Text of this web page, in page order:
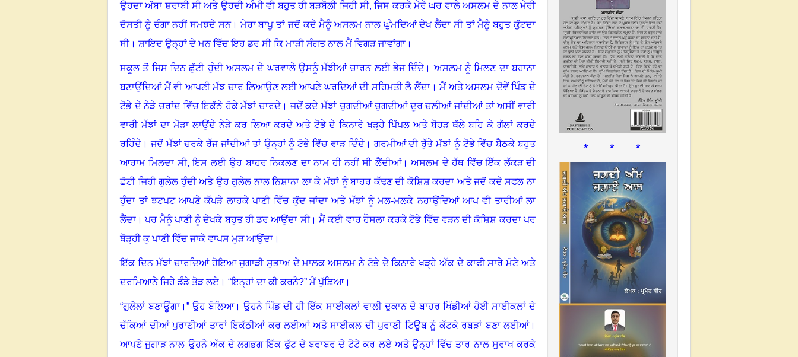
ਉਹਦਾ ਅੱਬਾ ਸ਼ਰਾਬੀ ਸੀ ਅਤੇ ਉਹਦੀ ਅੰਮੀ ਵੀ ਬਹੁਤ ਹੀ ਬੜਬੋਲੀ ਜਿਹੀ ਸੀ, ਜਿਸ ਕਰਕੇ ਮੇਰੇ ਘਰ ਵਾਲੇ ਅਸਲਮ ਦੇ ਨਾਲ ਮੇਰੀ
ਦੋਸਤੀ ਨੂੰ ਚੰਗਾ ਨਹੀਂ ਸਮਝਦੇ ਸਨ। ਮੇਰਾ ਬਾਪੂ ਤਾਂ ਜਦੋਂ ਕਦੇ ਮੈਨੂੰ ਅਸਲਮ ਨਾਲ ਘੁੰਮਦਿਆਂ ਦੇਖ ਲੈਂਦਾ ਸੀ ਤਾਂ ਮੈਨੂੰ ਬਹੁਤ ਕੁੱਟਦਾ
ਸੀ। ਸ਼ਾਇਦ ਉਨ੍ਹਾਂ ਦੇ ਮਨ ਵਿੱਚ ਇਹ ਡਰ ਸੀ ਕਿ ਮਾੜੀ ਸੰਗਤ ਨਾਲ ਮੈਂ ਵਿਗੜ ਜਾਵਾਂਗਾ ।
ਸਕੂਲ ਤੋਂ ਜਿਸ ਦਿਨ ਛੁੱਟੀ ਹੁੰਦੀ ਅਸਲਮ ਦੇ ਘਰਵਾਲੇ ਉਸਨੂੰ ਮੱਝੀਆਂ ਚਾਰਨ ਲਈ ਭੇਜ ਦਿੰਦੇ । ਅਸਲਮ ਨੂੰ ਮਿਲਣ ਦਾ ਬਹਾਨਾ
ਬਣਾਉਂਦਿਆਂ ਮੈਂ ਵੀ ਆਪਣੀ ਮੱਝ ਚਾਰ ਲਿਆਉਣ ਲਈ ਆਪਣੇ ਘਰਦਿਆਂ ਦੀ ਸਹਿਮਤੀ ਲੈ ਲੈਂਦਾ।ਮੈਂ ਅਤੇ ਅਸਲਮ ਦੋਵੇਂ ਪਿੰਡ ਦੇ
ਟੋਭੇ ਦੇ ਨੇੜੇ ਚਰਾਂਦ ਵਿੱਚ ਇਕੱਠੇ ਹੋਕੇ ਮੱਝਾਂ ਚਾਰਦੇ । ਜਦੋਂ ਕਦੇ ਮੱਝਾਂ ਚੁਗਦੀਆਂ ਚੁਗਦੀਆਂ ਦੂਰ ਚਲੀਆਂ ਜਾਂਦੀਆਂ ਤਾਂ ਅਸੀਂ ਵਾਰੀ
ਵਾਰੀ ਮੱਝਾਂ ਦਾ ਮੋੜਾ ਲਾਉਂਦੇ ਨੇੜੇ ਕਰ ਲਿਆ ਕਰਦੇ ਅਤੇ ਟੋਭੇ ਦੇ ਕਿਨਾਰੇ ਖੜ੍ਹੇ ਪਿੱਪਲ ਅਤੇ ਬੋਹੜ ਥੱਲੇ ਬਹਿ ਕੇ ਗੱਲਾਂ ਕਰਦੇ
ਰਹਿੰਦੇ ।ਜਦੋਂ ਮੱਝਾਂ ਚਰਕੇ ਰੱਜ ਜਾਂਦੀਆਂ ਤਾਂ ਉਨ੍ਹਾਂ ਨੂੰ ਟੋਭੇ ਵਿੱਚ ਵਾੜ ਦਿੰਦੇ। ਗਰਮੀਆਂ ਦੀ ਰੁੱਤੇ ਮੱਝਾਂ ਨੂੰ ਟੋਭੇ ਵਿੱਚ ਬੈਠਕੇ ਬਹੁਤ
ਆਰਾਮ ਮਿਲਦਾ ਸੀ, ਇਸ ਲਈ ਉਹ ਬਾਹਰ ਨਿਕਲਣ ਦਾ ਨਾਮ ਹੀ ਨਹੀਂ ਸੀ ਲੈਂਦੀਆਂ।ਅਸਲਮ ਦੇ ਹੱਥ ਵਿੱਚ ਇੱਕ ਲੱਕੜ ਦੀ
ਛੋਟੀ ਜਿਹੀ ਗੁਲੇਲ ਹੁੰਦੀ ਅਤੇ ਉਹ ਗੁਲੇਲ ਨਾਲ ਨਿਸ਼ਾਨਾ ਲਾ ਕੇ ਮੱਝਾਂ ਨੂੰ ਬਾਹਰ ਕੱਢਣ ਦੀ ਕੋਸ਼ਿਸ਼ ਕਰਦਾ ਅਤੇ ਜਦੋਂ ਕਦੇ ਸਫਲ ਨਾ
ਹੁੰਦਾ ਤਾਂ ਝਟਪਟ ਆਪਣੇ ਕੱਪੜੇ ਲਾਹਕੇ ਪਾਣੀ ਵਿੱਚ ਕੁੱਦ ਜਾਂਦਾ ਅਤੇ ਮੱਝਾਂ ਨੂੰ ਮਲ-ਮਲਕੇ ਨਹਾਉਂਦਿਆਂ ਆਪ ਵੀ ਤਾਰੀਆਂ ਲਾ
ਲੈਂਦਾ ।ਪਰ ਮੈਨੂੰ ਪਾਣੀ ਨੂੰ ਦੇਖਕੇ ਬਹੁਤ ਹੀ ਡਰ ਆਉਂਦਾ ਸੀ।ਮੈਂ ਕਈ ਵਾਰ ਹੌਸਲਾ ਕਰਕੇ ਟੋਭੇ ਵਿੱਚ ਵੜਨ ਦੀ ਕੋਸ਼ਿਸ਼ ਕਰਦਾ ਪਰ
ਥੋੜ੍ਹੀ ਕੁ ਪਾਣੀ ਵਿੱਚ ਜਾਕੇ ਵਾਪਸ ਮੁੜ ਆਉਂਦਾ ।
ਇੱਕ ਦਿਨ ਮੱਝਾਂ ਚਾਰਦਿਆਂ ਹੋਇਆ ਜੁਗਾੜੀ ਸੁਭਾਅ ਦੇ ਮਾਲਕ ਅਸਲਮ ਨੇ ਟੋਭੇ ਦੇ ਕਿਨਾਰੇ ਖੜ੍ਹੇ ਅੱਕ ਦੇ ਕਾਫੀ ਸਾਰੇ ਮੋਟੇ ਅਤੇ
ਦਰਮਿਆਨੇ ਜਿਹੇ ਡੰਡੇ ਤੋੜ ਲਏ । “ਇਨ੍ਹਾਂ ਦਾ ਕੀ ਕਰਨੈ?” ਮੈਂ ਪੁੱਛਿਆ।
“ਗੁਲੇਲਾਂ ਬਣਾਊਂਗਾ।” ਉਹ ਬੋਲਿਆ।ਉਹਨੇ ਪਿੰਡ ਦੀ ਹੀ ਇੱਕ ਸਾਈਕਲਾਂ ਵਾਲੀ ਦੁਕਾਨ ਦੇ ਬਾਹਰ ਖਿੰਡੀਆਂ ਹੋਈ ਸਾਈਕਲਾਂ ਦੇ
ਚੱਕਿਆਂ ਦੀਆਂ ਪੁਰਾਣੀਆਂ ਤਾਰਾਂ ਇਕੱਠੀਆਂ ਕਰ ਲਈਆਂ ਅਤੇ ਸਾਈਕਲ ਦੀ ਪੁਰਾਣੀ ਟਿਊਬ ਨੂੰ ਕੱਟਕੇ ਰਬੜਾਂ ਬਣਾ ਲਈਆਂ।
ਆਪਣੇ ਜੁਗਾੜ ਨਾਲ ਉਹਨੇ ਅੱਕ ਦੇ ਲਗਭਗ ਇੱਕ ਫੁੱਟ ਦੇ ਬਰਾਬਰ ਦੇ ਟੋਟੇ ਕਰ ਲਏ ਅਤੇ ਉਨ੍ਹਾਂ ਵਿੱਚ ਤਾਰ ਨਾਲ ਸੁਰਾਖ ਕਰਕੇ
* * *